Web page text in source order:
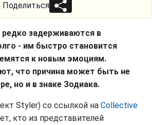
Поделиться
задерживаются в
- им быстро становится
к новым эмоциям.
что причина может быть не
но и в знаке Зодиака.
Styler) со ссылкой на Collective
кто из представителей